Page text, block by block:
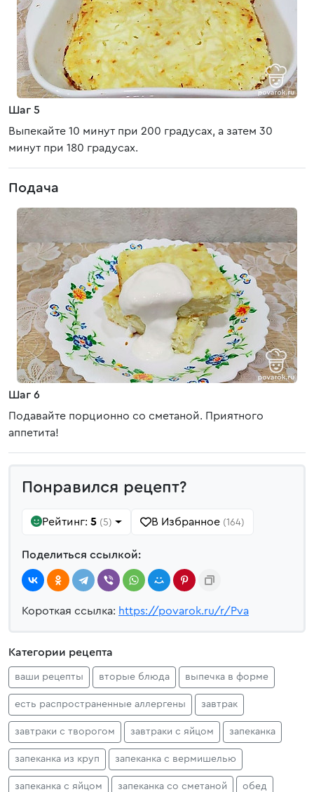
Шаг 5
Выпекайте 10 минут при 200 градусах, а затем 30
минут при 180 градусах.
Подача
Шаг 6
Подавайте порционно со сметаной. Приятного
аппетита!
Понравился рецепт?
Рейтинг: 5 (5) В Избранное (164)
Поделиться ссылкой:
Короткая ссылка: https://povarok.ru/r/Pva
Категории рецепта
ваши рецепты вторые блюда выпечка в форме
есть распространенные аллергены завтрак
завтраки с творогом завтраки с яйцом запеканка
запеканка из круп запеканка с вермишелью
запеканка с яйцом запеканка со сметаной обед